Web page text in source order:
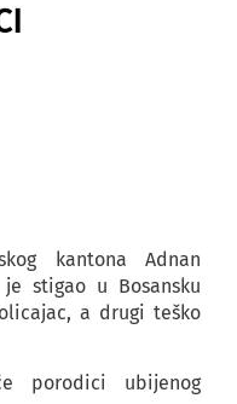
kantona Adnan
stigao u Bosansku
a drugi teško
porodici ubijenog